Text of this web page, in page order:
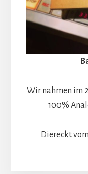
Wir nahmen im
100%
Diereckt